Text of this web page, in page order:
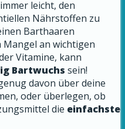
leicht, den
Nährstoffen zu
Barthaaren
Mangel an wichtigen
Vitamine, kann
Bartwuchs sein!
davon über deine
oder überlegen, ob
die einfachste